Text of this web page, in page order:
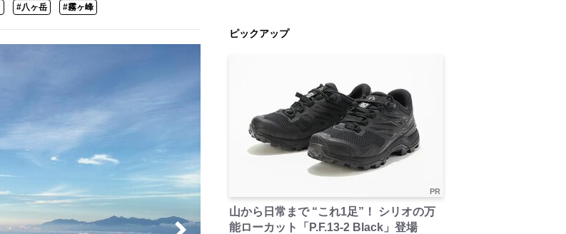
#八ヶ岳 #霧ヶ峰
ピックアップ
PR
山から日常まで “これ1足”！ シリオの万
能ローカット「P.F.13-2 Black」登場